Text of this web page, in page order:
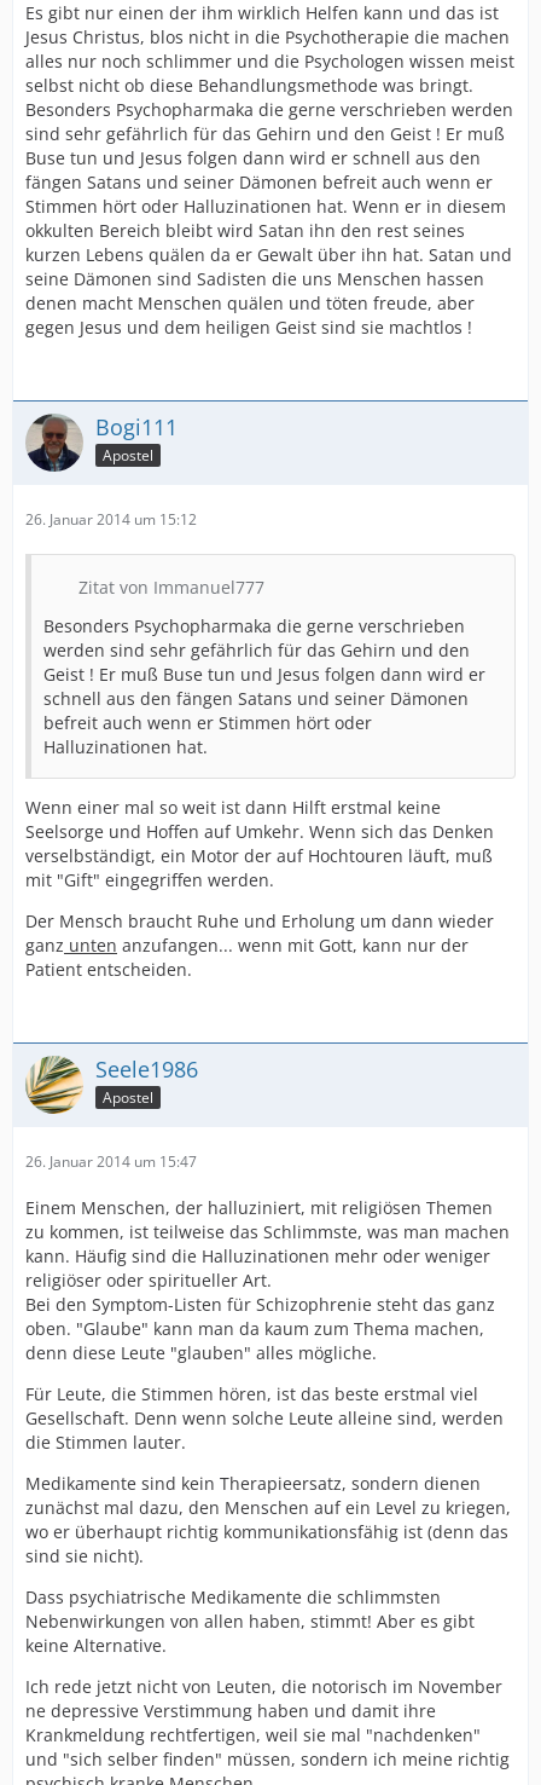
Es gibt nur einen der ihm wirklich Helfen kann und das ist
Jesus Christus, blos nicht in die Psychotherapie die machen
alles nur noch schlimmer und die Psychologen wissen meist
selbst nicht ob diese Behandlungsmethode was bringt.
Besonders Psychopharmaka die gerne verschrieben werden
sind sehr gefährlich für das Gehirn und den Geist ! Er muß
Buse tun und Jesus folgen dann wird er schnell aus den
fängen Satans und seiner Dämonen befreit auch wenn er
Stimmen hört oder Halluzinationen hat. Wenn er in diesem
okkulten Bereich bleibt wird Satan ihn den rest seines
kurzen Lebens quälen da er Gewalt über ihn hat. Satan und
seine Dämonen sind Sadisten die uns Menschen hassen
denen macht Menschen quälen und töten freude, aber
gegen Jesus und dem heiligen Geist sind sie machtlos !
Bogi111
Apostel
26. Januar 2014 um 15:12
Zitat von Immanuel777
Besonders Psychopharmaka die gerne verschrieben
werden sind sehr gefährlich für das Gehirn und den
Geist ! Er muß Buse tun und Jesus folgen dann wird er
schnell aus den fängen Satans und seiner Dämonen
befreit auch wenn er Stimmen hört oder
Halluzinationen hat.
Wenn einer mal so weit ist dann Hilft erstmal keine
Seelsorge und Hoffen auf Umkehr. Wenn sich das Denken
verselbständigt, ein Motor der auf Hochtouren läuft, muß
mit "Gift" eingegriffen werden.
Der Mensch braucht Ruhe und Erholung um dann wieder
ganz unten anzufangen... wenn mit Gott, kann nur der
Patient entscheiden.
Seele1986
Apostel
26. Januar 2014 um 15:47
Einem Menschen, der halluziniert, mit religiösen Themen
zu kommen, ist teilweise das Schlimmste, was man machen
kann. Häufig sind die Halluzinationen mehr oder weniger
religiöser oder spiritueller Art.
Bei den Symptom-Listen für Schizophrenie steht das ganz
oben. "Glaube" kann man da kaum zum Thema machen,
denn diese Leute "glauben" alles mögliche.
Für Leute, die Stimmen hören, ist das beste erstmal viel
Gesellschaft. Denn wenn solche Leute alleine sind, werden
die Stimmen lauter.
Medikamente sind kein Therapieersatz, sondern dienen
zunächst mal dazu, den Menschen auf ein Level zu kriegen,
wo er überhaupt richtig kommunikationsfähig ist (denn das
sind sie nicht).
Dass psychiatrische Medikamente die schlimmsten
Nebenwirkungen von allen haben, stimmt! Aber es gibt
keine Alternative.
Ich rede jetzt nicht von Leuten, die notorisch im November
ne depressive Verstimmung haben und damit ihre
Krankmeldung rechtfertigen, weil sie mal "nachdenken"
und "sich selber finden" müssen, sondern ich meine richtig